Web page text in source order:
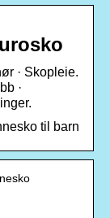
· Skopleie.
·
til barn